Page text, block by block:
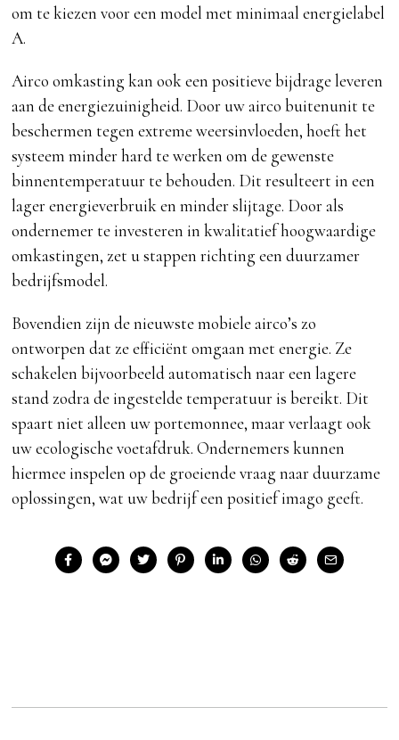
om te kiezen voor een model met minimaal energielabel
A.
Airco omkasting kan ook een positieve bijdrage leveren
aan de energiezuinigheid. Door uw airco buitenunit te
beschermen tegen extreme weersinvloeden, hoeft het
systeem minder hard te werken om de gewenste
binnentemperatuur te behouden. Dit resulteert in een
lager energieverbruik en minder slijtage. Door als
ondernemer te investeren in kwalitatief hoogwaardige
omkastingen, zet u stappen richting een duurzamer
bedrijfsmodel.
Bovendien zijn de nieuwste mobiele airco’s zo
ontworpen dat ze efficiënt omgaan met energie. Ze
schakelen bijvoorbeeld automatisch naar een lagere
stand zodra de ingestelde temperatuur is bereikt. Dit
spaart niet alleen uw portemonnee, maar verlaagt ook
uw ecologische voetafdruk. Ondernemers kunnen
hiermee inspelen op de groeiende vraag naar duurzame
oplossingen, wat uw bedrijf een positief imago geeft.